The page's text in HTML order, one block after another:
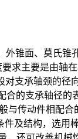
锥面、莫氏锥
主要是由轴在
支承轴颈的径
的支承轴径的
传动件相配合
及结构，选用